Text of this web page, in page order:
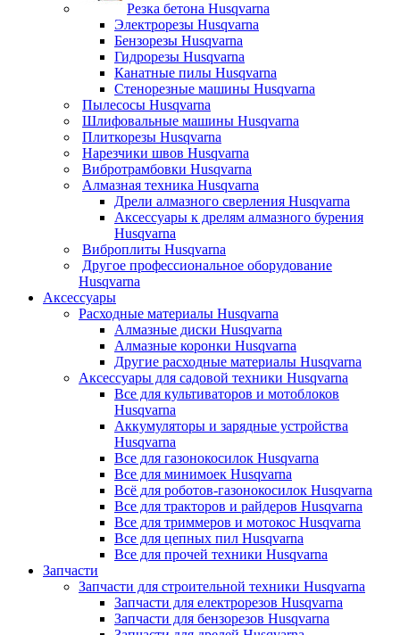
Резка бетона Husqvarna
Электрорезы Husqvarna
Бензорезы Husqvarna
Гидрорезы Husqvarna
Канатные пилы Husqvarna
Стенорезные машины Husqvarna
Пылесосы Husqvarna
Шлифовальные машины Husqvarna
Плиткорезы Husqvarna
Нарезчики швов Husqvarna
Вибротрамбовки Husqvarna
Алмазная техника Husqvarna
Дрели алмазного сверления Husqvarna
Аксессуары к дрелям алмазного бурения
Husqvarna
Виброплиты Husqvarna
Другое профессиональное оборудование
Husqvarna
Аксессуары
Расходные материалы Husqvarna
Алмазные диски Husqvarna
Алмазные коронки Husqvarna
Другие расходные материалы Husqvarna
Аксессуары для садовой техники Husqvarna
Все для культиваторов и мотоблоков
Husqvarna
Аккумуляторы и зарядные устройства
Husqvarna
Все для газонокосилок Husqvarna
Все для минимоек Husqvarna
Всё для роботов-газонокосилок Husqvarna
Все для тракторов и райдеров Husqvarna
Все для триммеров и мотокос Husqvarna
Все для цепных пил Husqvarna
Все для прочей техники Husqvarna
Запчасти
Запчасти для строительной техники Husqvarna
Запчасти для електрорезов Husqvarna
Запчасти для бензорезов Husqvarna